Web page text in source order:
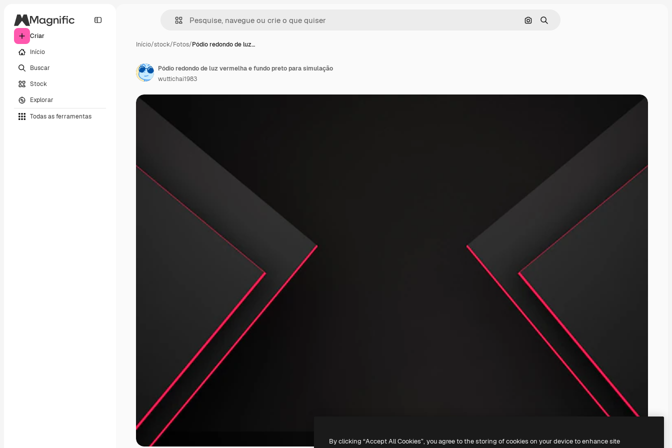
Criar
Início
Buscar
Stock
Explorar
Todas as ferramentas
Pesquisar por imagem
Buscar
Início/stock/Fotos/Pódio redondo de luz…
Pódio redondo de luz vermelha e fundo preto para simulação
wuttichai1983
By clicking “Accept All Cookies”, you agree to the storing of cookies on your device to enhance site